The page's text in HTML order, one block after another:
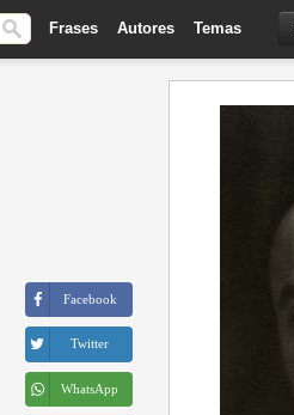
Frases Autores Temas
Facebook
Twitter
WhatsApp